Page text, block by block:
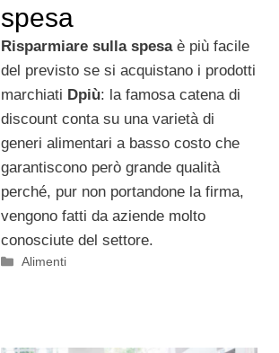
spesa
Risparmiare sulla spesaè più facile
del previsto se si acquistano i prodotti
marchiati Dpiù: la famosa catena di
discount conta su una varietà di
generi alimentari a basso costo che
garantiscono però grande qualità
perché, pur non portandone la firma,
vengono fatti da aziende molto
conosciute del settore.
Categorie
Alimenti